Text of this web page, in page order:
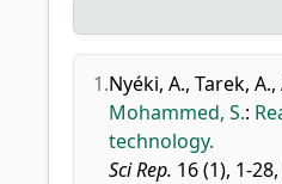
1.Nyéki, A., Tarek, A.,
Mohammed, S.:
technology.
Sci Rep. 16 (1), 1-